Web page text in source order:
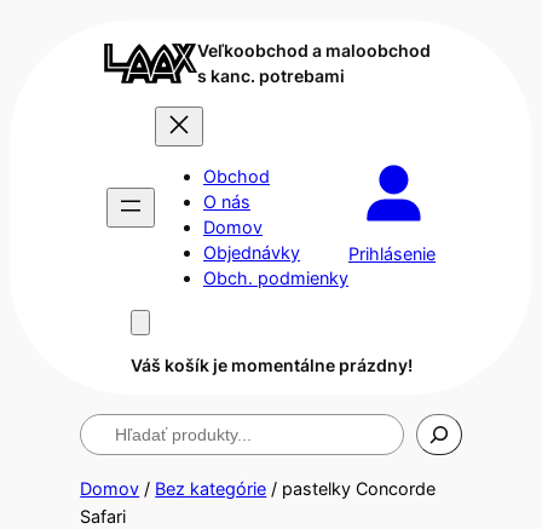
Veľkoobchod a maloobchod
s kanc. potrebami
Obchod
O nás
Domov
Objednávky
Obch. podmienky
Prihlásenie
Váš košík je momentálne prázdny!
Hľadanie
Domov / Bez kategórie / pastelky Concorde
Safari